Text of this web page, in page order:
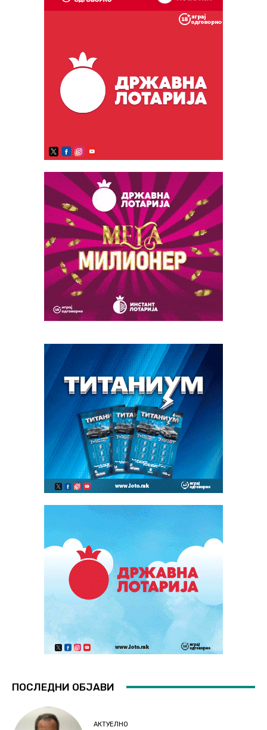
ПОСЛЕДНИ ОБЈАВИ
АКТУЕЛНО